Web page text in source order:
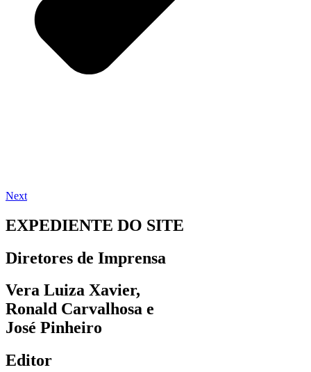
Next
EXPEDIENTE DO SITE
Diretores de Imprensa
Vera Luiza Xavier,
Ronald Carvalhosa e
José Pinheiro
Editor